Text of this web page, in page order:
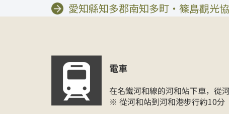
愛知縣知多郡南知多町・篠島觀光
電車
在名鐵河和線的河和站下車，從
※ 從河和站到河和港步行約10分